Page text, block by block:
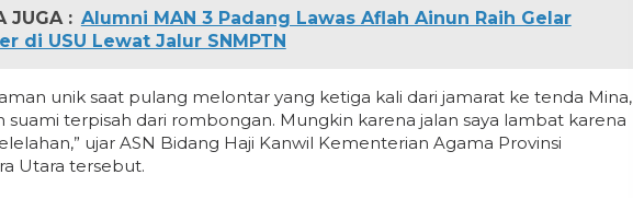
JUGA : Alumni MAN 3 Padang Lawas Aflah Ainun Raih Gelar
di USU Lewat Jalur SNMPTN
unik saat pulang melontar yang ketiga kali dari jamarat ke tenda Mina,
suami terpisah dari rombongan. Mungkin karena jalan saya lambat karena
ujar ASN Bidang Haji Kanwil Kementerian Agama Provinsi
Utara tersebut.